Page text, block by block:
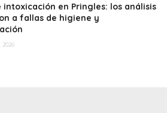
intoxicación en Pringles: los análisis
a fallas de higiene y
2026